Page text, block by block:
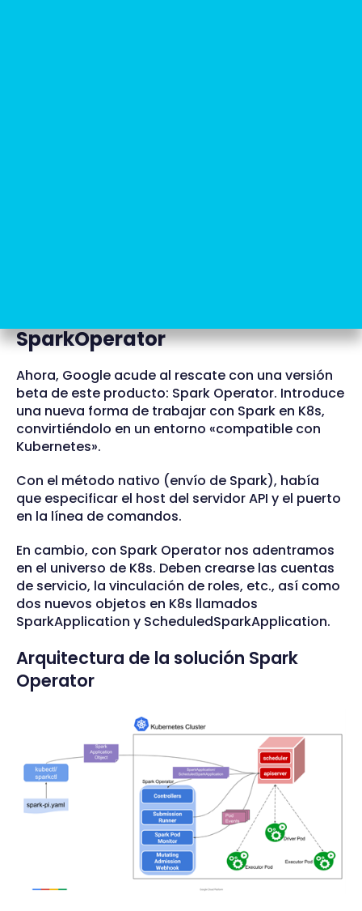
SparkOperator
Ahora, Google acude al rescate con una versión
beta de este producto: Spark Operator. Introduce
una nueva forma de trabajar con Spark en K8s,
convirtiéndolo en un entorno «compatible con
Kubernetes».
Con el método nativo (envío de Spark), había
que especificar el host del servidor API y el puerto
en la línea de comandos.
En cambio, con Spark Operator nos adentramos
en el universo de K8s. Deben crearse las cuentas
de servicio, la vinculación de roles, etc., así como
dos nuevos objetos en K8s llamados
SparkApplication y ScheduledSparkApplication.
Arquitectura de la solución Spark
Operator